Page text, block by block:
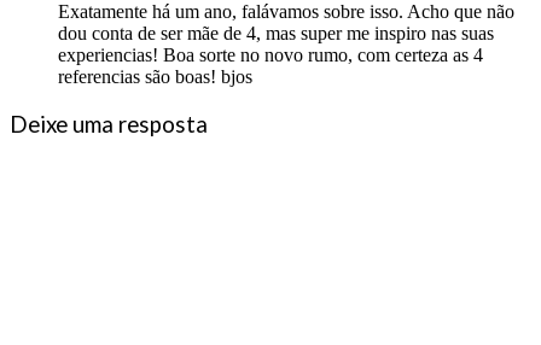
Exatamente há um ano, falávamos sobre isso. Acho que não
dou conta de ser mãe de 4, mas super me inspiro nas suas
experiencias! Boa sorte no novo rumo, com certeza as 4
referencias são boas! bjos
Deixe uma resposta